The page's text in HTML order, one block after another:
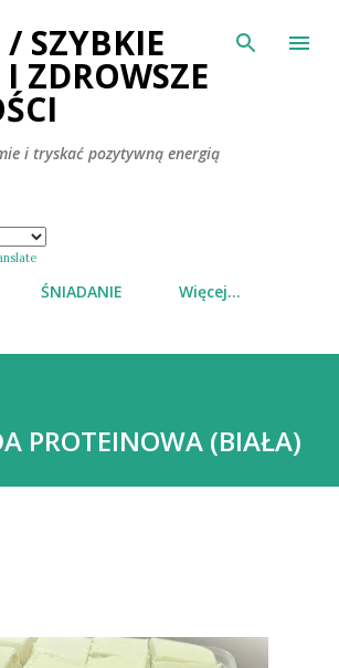
Przejdź do głównej zawartości
SZYBKIE
ZDROWSZE
i tryskać pozytywną energią
ŚNIADANIE Więcej…
PROTEINOWA (BIAŁA)